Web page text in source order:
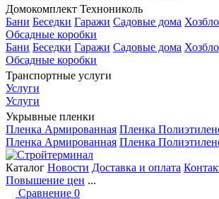
Домокомплект Технониколь
Бани Беседки Гаражи Садовые дома
Обсадные коробки
Бани Беседки Гаражи Садовые дома
Обсадные коробки
Транспортные услуги
Услуги
Услуги
Укрывные пленки
Пленка Армированная Пленка
Пленка Армированная Пленка
Каталог Новости Доставка и оплата
Повышение цен ...
Сравнение 0